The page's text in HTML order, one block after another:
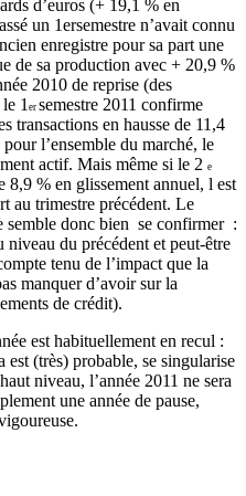
d’euros (+ 19,1 % en
un 1ersemestre n’avait connu
enregistre pour sa part une
de sa production avec + 20,9 %
2010 de reprise (des
1 er semestre 2011 confirme
transactions en hausse de 11,4
l’ensemble du marché, le
actif. Mais même si le 2 e
8,9 % en glissement annuel, l est
au trimestre précédent. Le
semble donc bien se confirmer :
niveau du précédent et peut-être
tenu de l’impact que la
manquer d’avoir sur la
de crédit).
est habituellement en recul :
est (très) probable, se singularise
niveau, l’année 2011 ne sera
une année de pause,